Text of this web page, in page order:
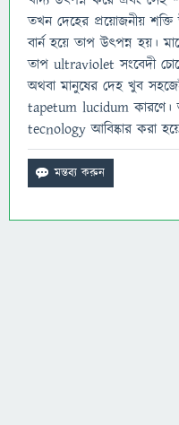
তখন দেহের প্রয়োজনীয়
বার্ন হয়ে তাপ উৎপন্ন হয়।
তাপ ultraviolet সংবেদী
অথবা মানুষের দেহ খুব
tapetum lucidum
tecnology আবিষ্কার করা